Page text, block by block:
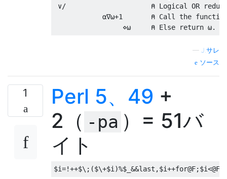
∨/
⍝ Logical
OR
⍺∇⍵+1 ⍝ Call the
⋄⍵
⍝ Else return ⍵.
— J.サレ
ソース
1 Perl 5、49 +
2（ -pa ）= 51バ
イト
$i=!++$\; ($\+$i )%$_ &&last ,$i++for@F;$i<@F